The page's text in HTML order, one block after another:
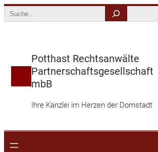
Search
Potthast Rechtsanwälte
Partnerschaftsgesellschaft
mbB
Ihre Kanzlei im Herzen der Domstadt